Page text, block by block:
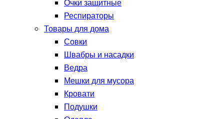
Очки защитные
Респираторы
Товары для дома
Совки
Швабры и насадки
Ведра
Мешки для мусора
Кровати
Подушки